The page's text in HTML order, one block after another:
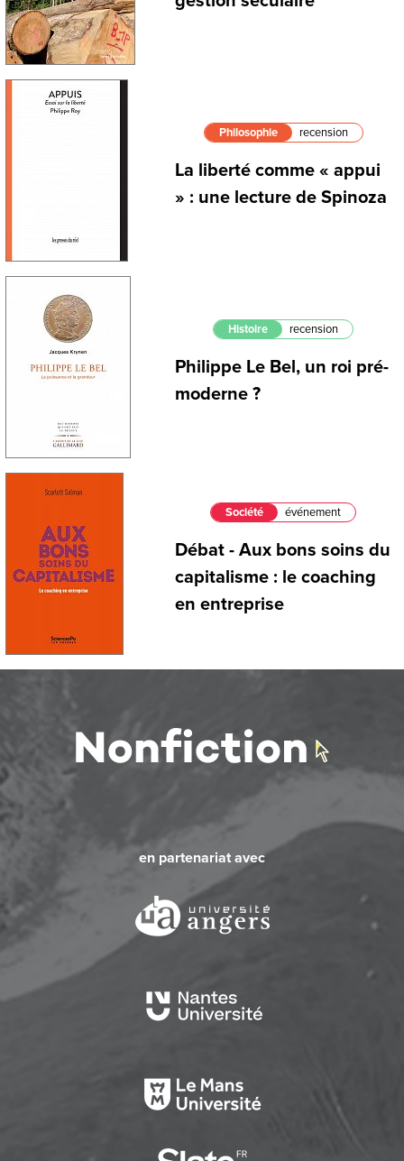
Philosophie recension
La liberté comme « appui
» : une lecture de Spinoza
Histoire recension
Philippe Le Bel, un roi pré-
moderne ?
Société événement
Débat - Aux bons soins du
capitalisme : le coaching
en entreprise
en partenariat avec